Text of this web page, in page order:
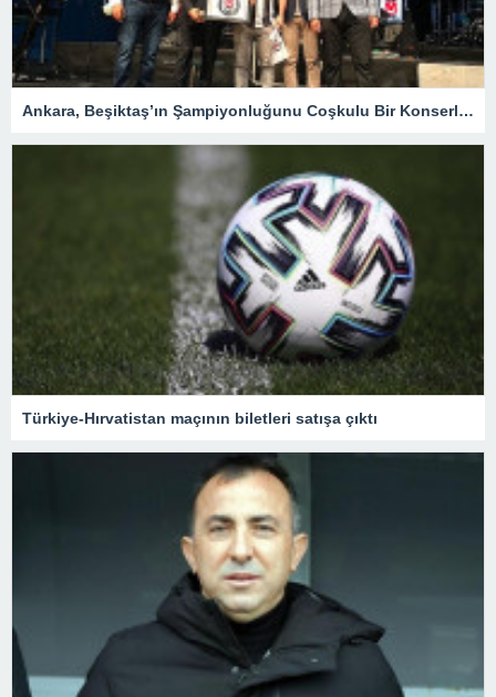
Ankara, Beşiktaş’ın Şampiyonluğunu Coşkulu Bir Konserle Kutladı – Spor
Türkiye-Hırvatistan maçının biletleri satışa çıktı